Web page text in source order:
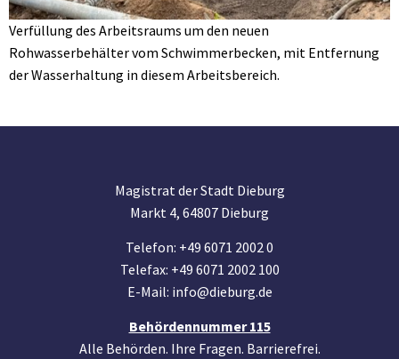
Verfüllung des Arbeitsraums um den neuen
Rohwasserbehälter vom Schwimmerbecken, mit Entfernung
der Wasserhaltung in diesem Arbeitsbereich.
Magistrat der Stadt Dieburg
Markt 4, 64807 Dieburg
Telefon: +49 6071 2002 0
Telefax: +49 6071 2002 100
E-Mail: info@dieburg.de
Behördennummer 115
Alle Behörden. Ihre Fragen. Barrierefrei.